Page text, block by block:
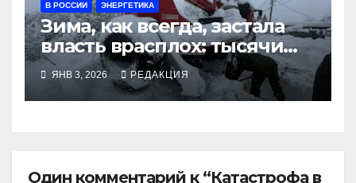
В РОССИИ ЭНЕРГЕТИКА
Зима, как всегда, застала
власть врасплох: тысячи
людей без света и тепла
ЯНВ 3, 2026 РЕДАКЦИЯ
Один комментарий к “Катастрофа в